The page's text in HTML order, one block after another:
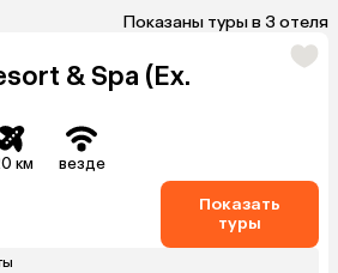
Показаны туры в 3 отеля
& Spa (Ex.
км везде
Показать
туры